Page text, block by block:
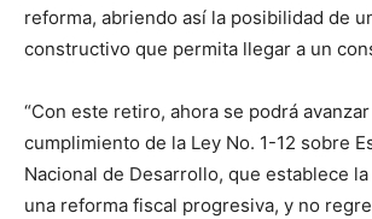
reforma, abriendo así la posibilidad de
constructivo que permita llegar a un
“Con este retiro, ahora se podrá
cumplimiento de la Ley No. 1-12 sobre
Nacional de Desarrollo, que establece
una reforma fiscal progresiva, y no